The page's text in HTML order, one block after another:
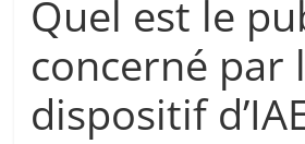
Quel est le
concerné par
dispositif